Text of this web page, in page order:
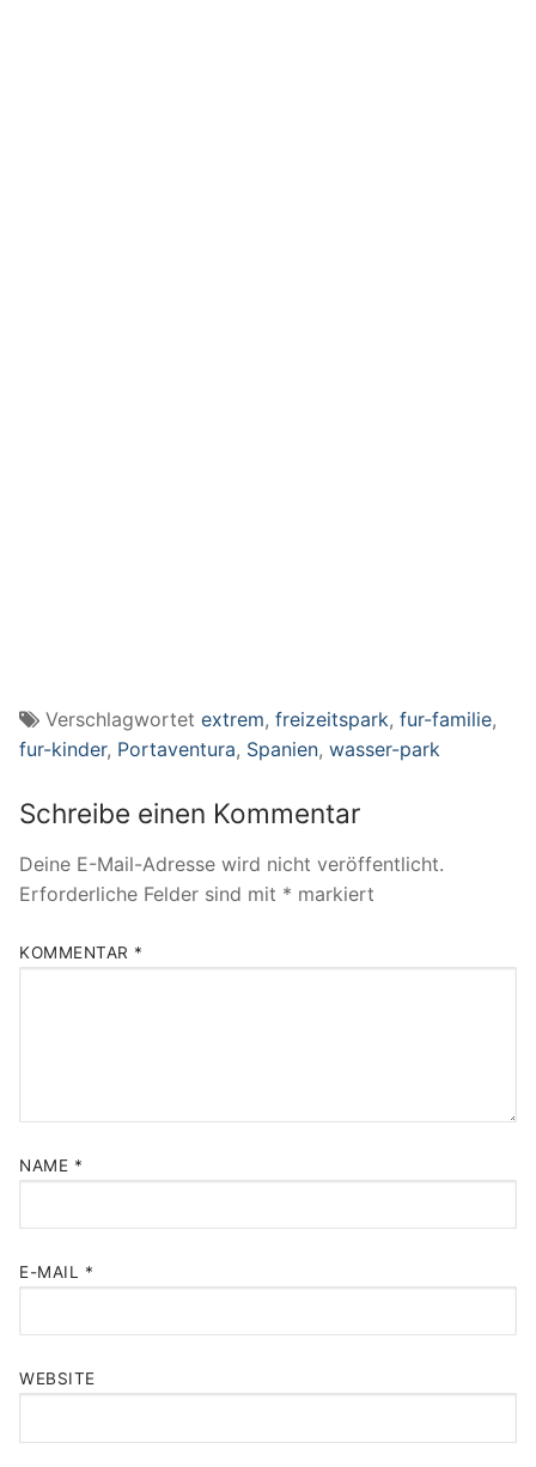
Verschlagwortet extrem, freizeitspark, fur-familie,
fur-kinder, Portaventura, Spanien, wasser-park
Schreibe einen Kommentar
Deine E-Mail-Adresse wird nicht veröffentlicht.
Erforderliche Felder sind mit * markiert
KOMMENTAR *
NAME *
E-MAIL *
WEBSITE